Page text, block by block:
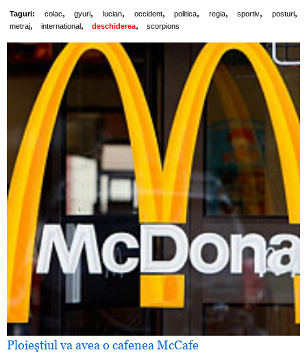
Taguri: colac, gyuri, lucian, occident, politica, regia, sportiv, posturi,
metraj, international, deschiderea, scorpions
Ploieştiul va avea o cafenea McCafe